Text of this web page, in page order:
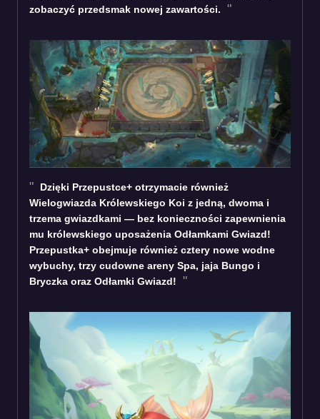
zobaczyć przedsmak nowej zawartości.
Dzięki Przepustce+ otrzymacie również
Wielogwiazda Królewskiego Koi z jedną, dwoma i
trzema gwiazdkami — bez konieczności zapewnienia
mu królewskiego uposażenia Odłamkami Gwiazd!
Przepustka+ obejmuje również cztery nowe wodne
wybuchy, trzy cudowne areny Spa, jaja Bungo i
Bryczka oraz Odłamki Gwiazd!